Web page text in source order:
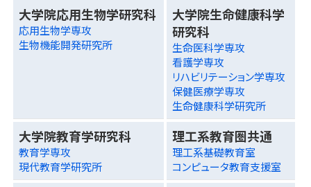
大学院応用生物学研究科
応用生物学専攻
生物機能開発研究所
大学院生命健康科学
研究科
生命医科学専攻
看護学専攻
リハビリテーション学専攻
保健医療学専攻
生命健康科学研究所
大学院教育学研究科
教育学専攻
現代教育学研究所
理工系教育圏共通
理工系基礎教育室
コンピュータ教育支援室